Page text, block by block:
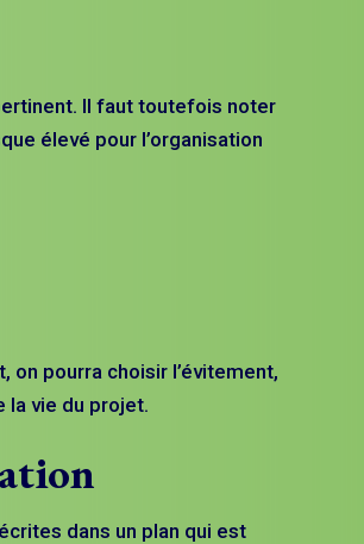
Il faut toutefois noter
élevé pour l’organisation
pourra choisir l’évitement,
la vie du projet.
dans un plan qui est